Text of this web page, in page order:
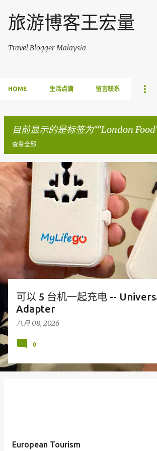
跳至主要内容
旅游博客王宏量
Travel Blogger Malaysia
HOME 生活点滴 留言联系
目前显示的是标签为“ London Food
查看全部
博
文
可以 5 台机一起充电 --
Adapter
八月 08, 2026
0
European Tourism